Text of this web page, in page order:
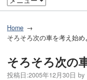
Home
そろそろ次の車を考え始め
そろそろ次の
投稿日:2005年12月30日 by